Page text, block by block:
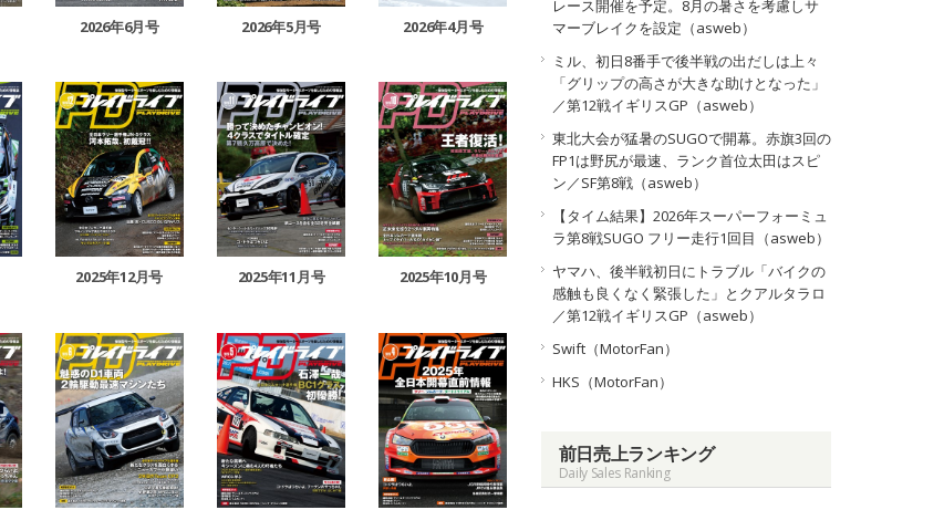
2026年6月号 2026年5月号 2026年4月号
2025年12月号 2025年11月号 2025年10月号
レース開催を予定。8月の暑さを考慮しサ
マーブレイクを設定（asweb）
ミル、初日8番手で後半戦の出だしは上々
「グリップの高さが大きな助けとなった」
／第12戦イギリスGP（asweb）
東北大会が猛暑のSUGOで開幕。赤旗3回の
FP1は野尻が最速、ランク首位太田はスピ
ン／SF第8戦（asweb）
【タイム結果】2026年スーパーフォーミュ
ラ第8戦SUGO フリー走行1回目（asweb）
ヤマハ、後半戦初日にトラブル「バイクの
感触も良くなく緊張した」とクアルタラロ
／第12戦イギリスGP（asweb）
Swift（MotorFan）
HKS（MotorFan）
前日売上ランキング
Daily Sales Ranking